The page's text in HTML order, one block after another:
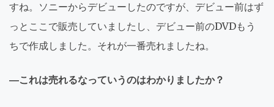
すね。ソニーからデビューしたのですが、デビュー前はず
っとここで販売していましたし、デビュー前のDVDもう
ちで作成しました。それが一番売れましたね。
―これは売れるなっていうのはわかりましたか？